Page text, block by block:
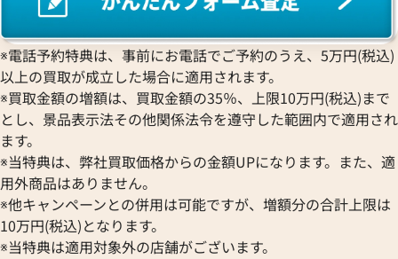
イトジャスト 126333 グレ
格
日時点の参考買取価格です
ロレックス デイトジャスト
ワイト文字盤
参考買取価格
2,790,000円
※2025年12月時点の参考買取
※電話予約特典は、事前にお電話でご予約のうえ、5万円(税込)
以上の買取が成立した場合に適用されます。
※買取金額の増額は、買取金額の35％、上限10万円(税込)まで
とし、景品表示法その他関係法令を遵守した範囲内で適用され
ます。
※当特典は、弊社買取価格からの金額UPになります。また、適
用外商品はありません。
※他キャンペーンとの併用は可能ですが、増額分の合計上限は
10万円(税込)となります。
※当特典は適用対象外の店舗がございます。